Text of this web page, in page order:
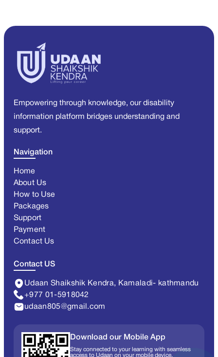
Empowering through knowledge, our disability
information platform bridges understanding and
support.
Navigation
Home
About Us
How to Use
Packages
Support
Payment
Contact Us
Contact US
Udaan Shaikshik Kendra, Kamaladi- kathmandu
+977 01-5918042
udaan805@gmail.com
Download our Mobile App
Stay connected to your learning with seamless
access to Udaan on your mobile device.